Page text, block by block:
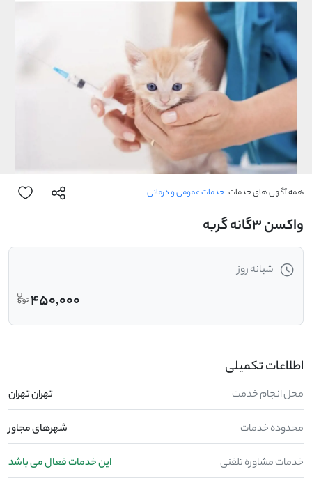
همه آگهی های خدمات خدمات عمومی و درمانی
واکسن ۳گانه گربه
شبانه روز
450,000
اطلاعات تکمیلی
محل انجام خدمت تهران تهران
محدوده خدمات شهرهای مجاور
خدمات مشاوره تلفنی این خدمات فعال می باشد